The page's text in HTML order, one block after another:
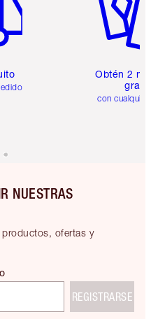
Obtén 2
gratis
con
NUESTRAS
ofertas y
REGISTRARSE